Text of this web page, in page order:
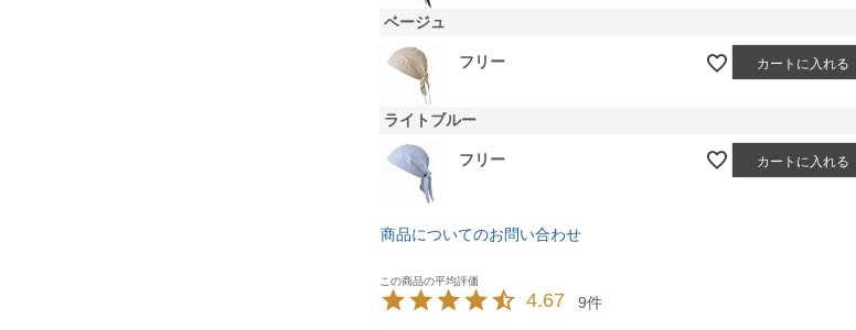
ベージュ
フリー カートに入れる
ライトブルー
フリー カートに入れる
商品についてのお問い合わせ
4.67 9